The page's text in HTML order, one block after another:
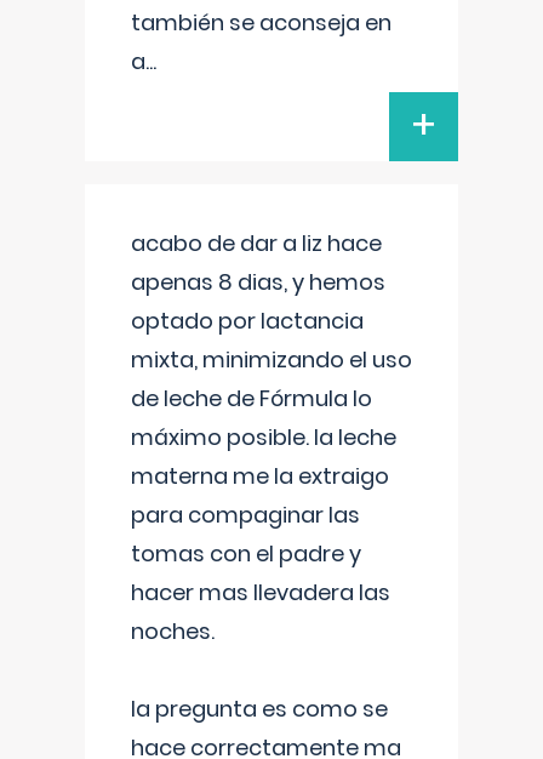
también se aconseja en
a...
+
acabo de dar a liz hace
apenas 8 dias, y hemos
optado por lactancia
mixta, minimizando el uso
de leche de Fórmula lo
máximo posible. la leche
materna me la extraigo
para compaginar las
tomas con el padre y
hacer mas llevadera las
noches.
la pregunta es como se
hace correctamente ma